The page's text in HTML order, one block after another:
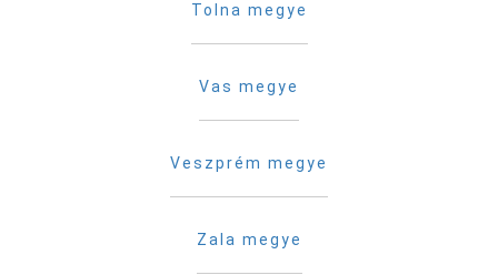
Tolna megye
Vas megye
Veszprém megye
Zala megye